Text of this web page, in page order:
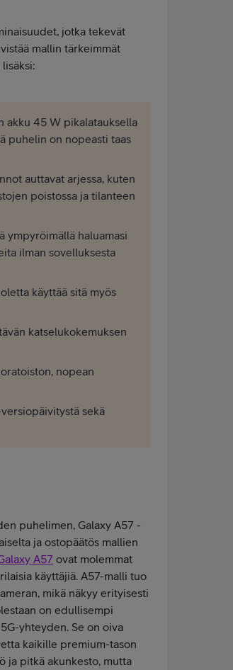
jotka tekevät
mallin tärkeimmät
akku 45 W pikalatauksella
puhelin on nopeasti taas
auttavat arjessa, kuten
poistossa ja tilanteen
ympyröimällä haluamasi
ilman sovelluksesta
käyttää sitä myös
katselukokemuksen
nopean
sekä
puhelimen, Galaxy A57 -
ja ostopäätös mallien
A57 ovat molemmat
käyttäjiä. A57-malli tuo
mikä näkyy erityisesti
on edullisempi
yhteyden. Se on oiva
kaikille premium-tason
ja pitkä akunkesto, mutta